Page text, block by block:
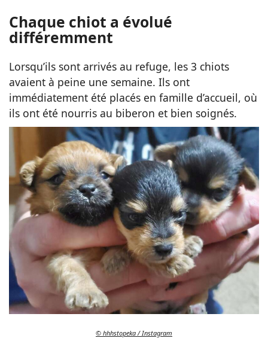
Chaque chiot a évolué
différemment
Lorsqu’ils sont arrivés au refuge, les 3 chiots
avaient à peine une semaine. Ils ont
immédiatement été placés en famille d’accueil, où
ils ont été nourris au biberon et bien soignés.
© hhhstopeka / Instagram